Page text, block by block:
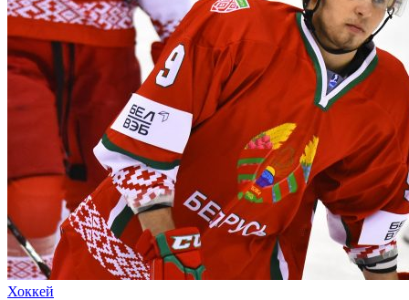
Хоккей